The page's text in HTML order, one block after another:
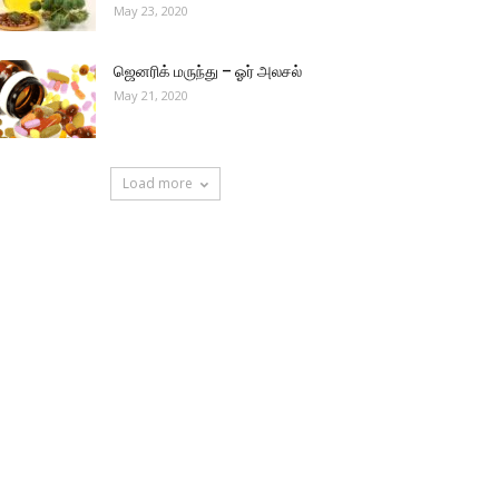
May 23, 2020
ஜெனரிக் மருந்து – ஓர் அலசல்
May 21, 2020
Load more